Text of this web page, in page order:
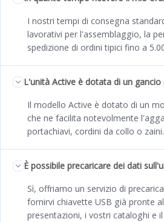
I nostri tempi di consegna
lavorativi per l'assemblaggio, la
spedizione di ordini tipici fino a
L'unità Active è dotata di un gancio
Il modello Active è dotato di un
che ne facilita notevolmente
portachiavi, cordini da collo o zaini.
È possibile precaricare dei dati
Sì, offriamo un servizio di
fornirvi chiavette USB già pronte
presentazioni, i vostri cataloghi e